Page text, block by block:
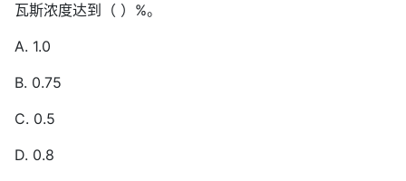
瓦斯浓度达到（ ）%。
A. 1.0
B. 0.75
C. 0.5
D. 0.8